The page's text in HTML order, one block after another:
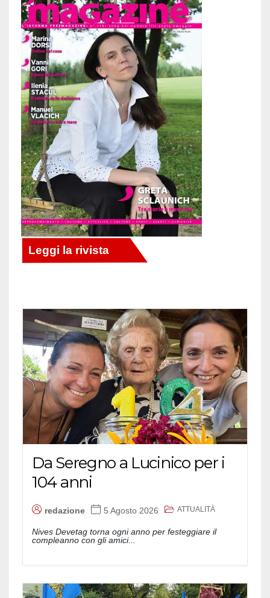
Da Seregno a Lucinico per i
104 anni
redazione 5 Agosto 2026 ATTUALITÀ
Nives Devetag torna ogni anno per festeggiare il
compleanno con gli amici...